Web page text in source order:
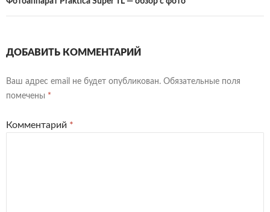
ДОБАВИТЬ КОММЕНТАРИЙ
Ваш адрес email не будет опубликован. Обязательные поля
помечены *
Комментарий *